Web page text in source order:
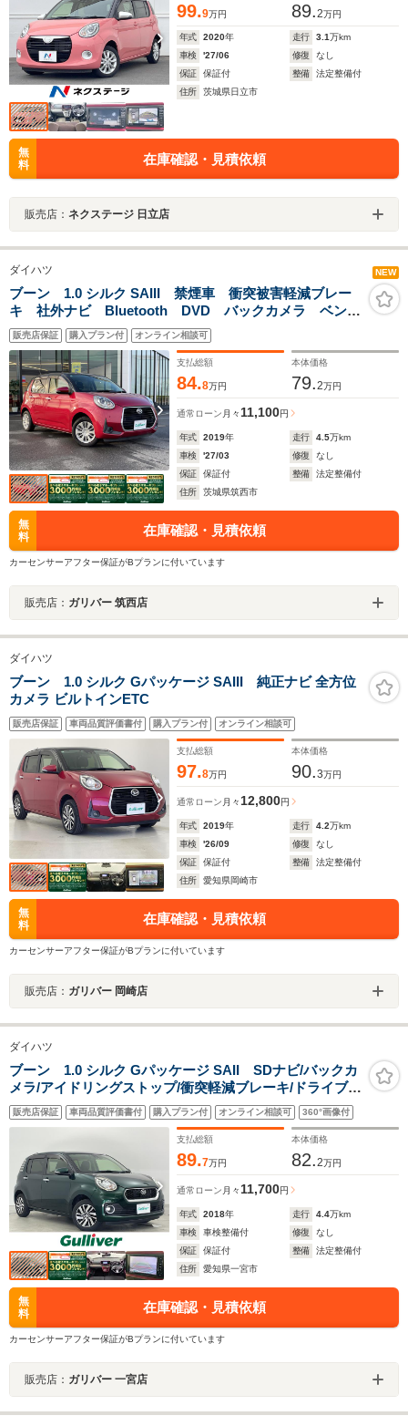
99.9万円 89.2万円
年式 2020年 走行 3.1万km
車検
'27/06 修復
なし
保証
保証付 整備
法定整備付
住所
茨城県日立市
無
料
在庫確認・見積依頼
販売店： ネクステージ 日立店
ダイハツ NEW
ブーン 1.0 シルク SAIII 禁煙車 衝突被害軽減ブレー
キ 社外ナビ Bluetooth DVD バックカメラ ベンチ
シート コーナーセンサー前後 LEDヘッドライト オ
ートライト 電動格納ミラー スマートキー
販売店保証 購入プラン付 オンライン相談可
支払総額
84.8万円
本体価格
79.2万円
通常ローン 月々 11,100円
年式 2019年 走行 4.5万km
車検
'27/03 修復
なし
保証
保証付 整備
法定整備付
住所
茨城県筑西市
無
料
在庫確認・見積依頼
カーセンサーアフター保証がBプランに付いています
販売店： ガリバー 筑西店
ダイハツ
ブーン 1.0 シルク Gパッケージ SAIII 純正ナビ 全方位
カメラ ビルトインETC
販売店保証 車両品質評価書付 購入プラン付 オンライン相談可
支払総額
97.8万円
本体価格
90.3万円
通常ローン 月々 12,800円
年式 2019年 走行 4.2万km
車検
'26/09 修復
なし
保証
保証付 整備
法定整備付
住所
愛知県岡崎市
無
料
在庫確認・見積依頼
カーセンサーアフター保証がBプランに付いています
販売店： ガリバー 岡崎店
ダイハツ
ブーン 1.0 シルク Gパッケージ SAII SDナビ/バックカ
メラ/アイドリングストップ/衝突軽減ブレーキ/ドライブレ
コーダー/レーンキープアシスト/純正フロアマット/LEDヘ
ッドライト/ワンセグTV/Bluetooth/プッシュスタート/CD/
販売店保証 車両品質評価書付 購入プラン付 オンライン相談可 360°画像付
支払総額
89.7万円
本体価格
82.2万円
通常ローン 月々 11,700円
年式 2018年 走行 4.4万km
車検
車検整備付 修復
なし
保証
保証付 整備
法定整備付
住所
愛知県一宮市
無
料
在庫確認・見積依頼
カーセンサーアフター保証がBプランに付いています
販売店： ガリバー 一宮店